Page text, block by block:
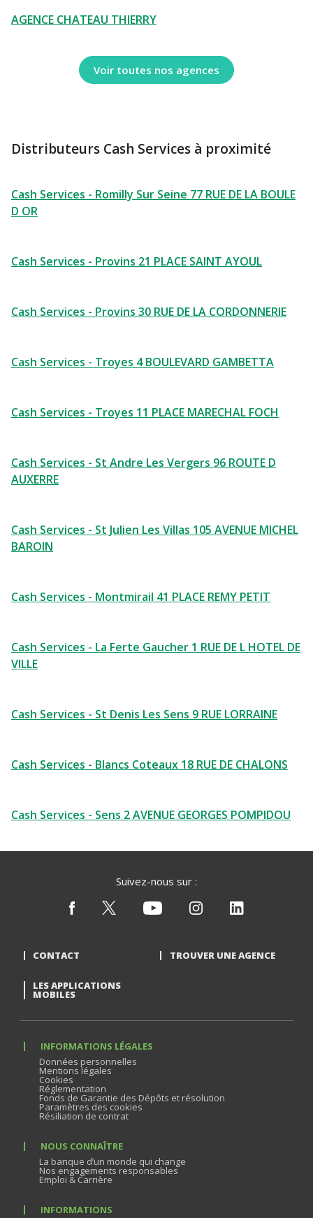
AGENCE CHATEAU THIERRY
Voir toutes nos agences
Distributeurs Cash Services à proximité
Cash Services - Romilly Sur Seine 77 RUE DE LA BOULE
D OR
Cash Services - Provins 21 PLACE SAINT AYOUL
Cash Services - Provins 30 RUE DE LA CORDONNERIE
Cash Services - Troyes 4 BOULEVARD GAMBETTA
Cash Services - Troyes 11 PLACE MARECHAL FOCH
Cash Services - St Andre Les Vergers 96 ROUTE D
AUXERRE
Cash Services - St Julien Les Villas 105 AVENUE MICHEL
BAROIN
Cash Services - Montmirail 41 PLACE REMY PETIT
Cash Services - La Ferte Gaucher 1 RUE DE L HOTEL DE
VILLE
Cash Services - St Denis Les Sens 9 RUE LORRAINE
Cash Services - Blancs Coteaux 18 RUE DE CHALONS
Cash Services - Sens 2 AVENUE GEORGES POMPIDOU
Suivez-nous sur :
CONTACT TROUVER UNE AGENCE
LES APPLICATIONS
MOBILES
INFORMATIONS LÉGALES
Données personnelles
Mentions légales
Cookies
Réglementation
Fonds de Garantie des Dépôts et résolution
Paramètres des cookies
Résiliation de contrat
NOUS CONNAÎTRE
La banque d’un monde qui change
Nos engagements responsables
Emploi & Carrière
INFORMATIONS